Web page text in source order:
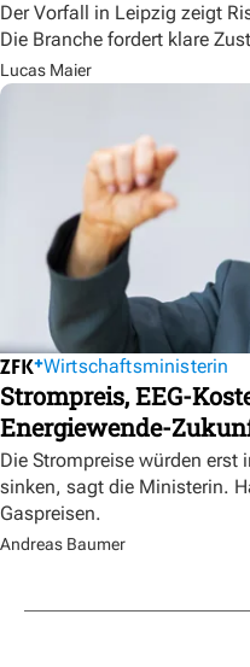
Der Vorfall in Leipzig zeigt
Die Branche fordert klare
Lucas Maier
Wirtschaftsministerin
Strompreis, EEG-
Energiewende-
Die Strompreise würden erst
sinken, sagt die Ministerin.
Gaspreisen.
Andreas Baumer